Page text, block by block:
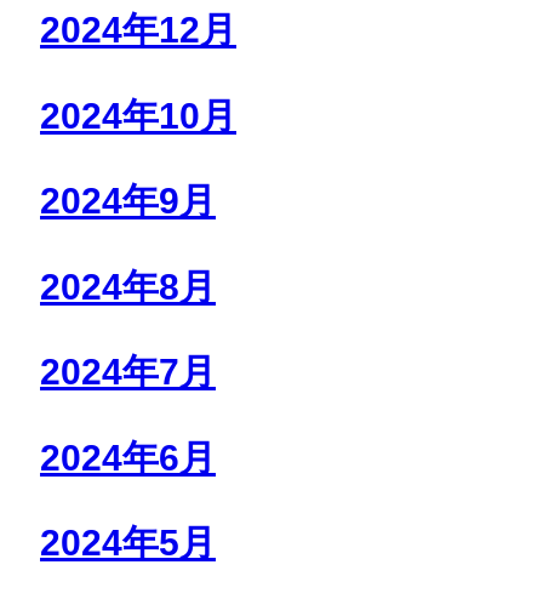
2024年12月
2024年10月
2024年9月
2024年8月
2024年7月
2024年6月
2024年5月